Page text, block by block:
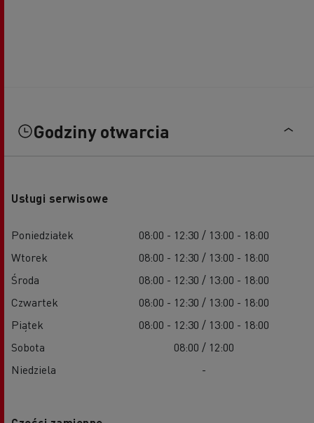
Godziny otwarcia
Usługi serwisowe
Poniedziałek
08:00 - 12:30 / 13:00 - 18:00
Wtorek
08:00 - 12:30 / 13:00 - 18:00
Środa
08:00 - 12:30 / 13:00 - 18:00
Czwartek
08:00 - 12:30 / 13:00 - 18:00
Piątek
08:00 - 12:30 / 13:00 - 18:00
Sobota
08:00 / 12:00
Niedziela
-